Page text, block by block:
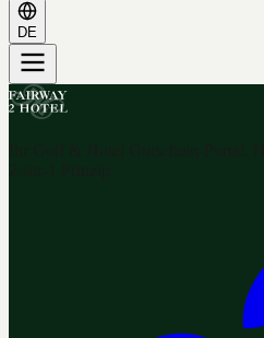
DE